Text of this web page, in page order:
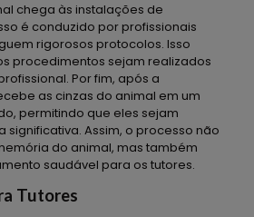
chega às instalações de
é conduzido por profissionais
rigorosos protocolos. Isso
procedimentos sejam realizados
Por fim, após a
as cinzas do animal em um
permitindo que eles sejam
significativa. Assim, o processo não
do animal, mas também
saudável para os tutores.
Tutores